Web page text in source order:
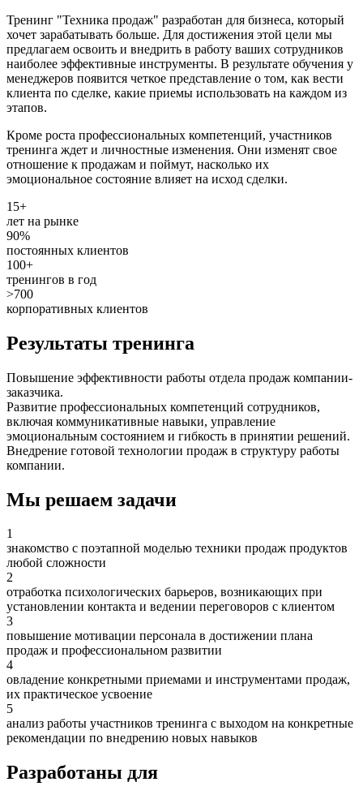
Тренинг "Техника продаж" разработан для бизнеса, который
хочет зарабатывать больше. Для достижения этой цели мы
предлагаем освоить и внедрить в работу ваших сотрудников
наиболее эффективные инструменты. В результате обучения у
менеджеров появится четкое представление о том, как вести
клиента по сделке, какие приемы использовать на каждом из
этапов.
Кроме роста профессиональных компетенций, участников
тренинга ждет и личностные изменения. Они изменят свое
отношение к продажам и поймут, насколько их
эмоциональное состояние влияет на исход сделки.
15+
лет на рынке
90%
постоянных клиентов
100+
тренингов в год
>700
корпоративных клиентов
Результаты тренинга
Повышение эффективности работы отдела продаж компании-
заказчика.
Развитие профессиональных компетенций сотрудников,
включая коммуникативные навыки, управление
эмоциональным состоянием и гибкость в принятии решений.
Внедрение готовой технологии продаж в структуру работы
компании.
Мы решаем задачи
1
знакомство с поэтапной моделью техники продаж продуктов
любой сложности
2
отработка психологических барьеров, возникающих при
установлении контакта и ведении переговоров с клиентом
3
повышение мотивации персонала в достижении плана
продаж и профессиональном развитии
4
овладение конкретными приемами и инструментами продаж,
их практическое усвоение
5
анализ работы участников тренинга с выходом на конкретные
рекомендации по внедрению новых навыков
Разработаны для